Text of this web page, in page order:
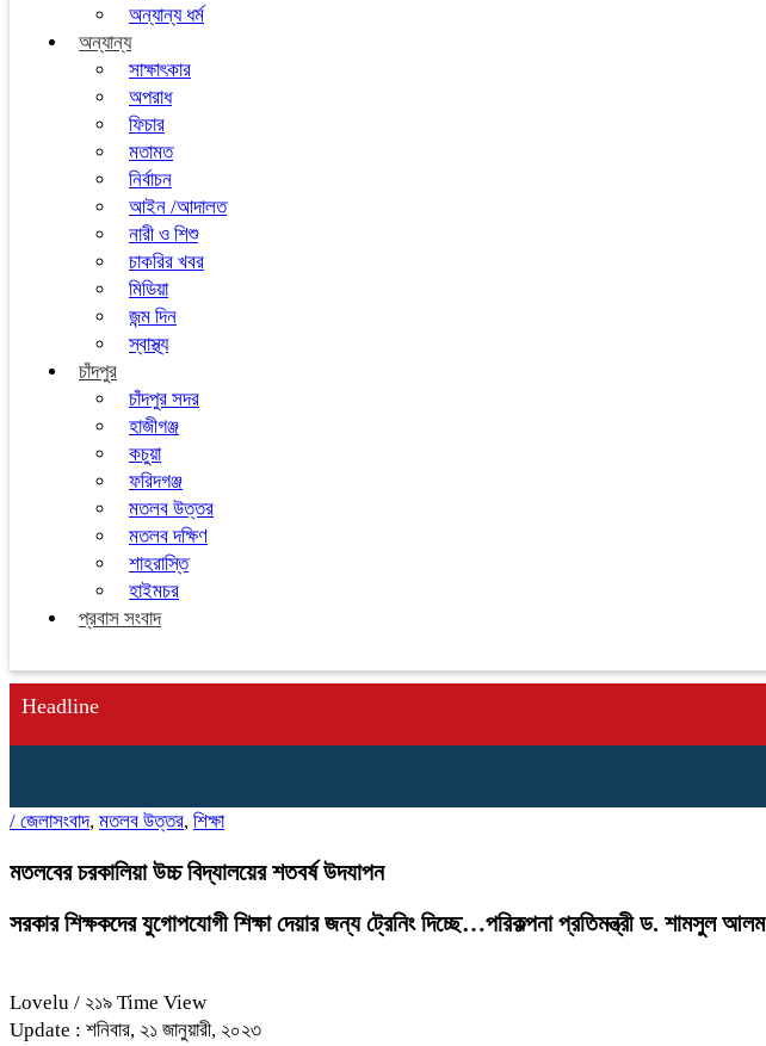
অন্যান্য ধর্ম
অন্যান্য
সাক্ষাৎকার
অপরাধ
ফিচার
মতামত
নির্বাচন
আইন /আদালত
নারী ও শিশু
চাকরির খবর
মিডিয়া
জন্ম দিন
স্বাস্থ্য
চাঁদপুর
চাঁদপুর সদর
হাজীগঞ্জ
কচুয়া
ফরিদগঞ্জ
মতলব উত্তর
মতলব দক্ষিণ
শাহরাস্তি
হাইমচর
প্রবাস সংবাদ
Headline
/ জেলাসংবাদ, মতলব উত্তর, শিক্ষা
মতলবের চরকালিয়া উচ্চ বিদ্যালয়ের শতবর্ষ উদযাপন
সরকার শিক্ষকদের যুগোপযোগী শিক্ষা দেয়ার জন্য ট্রেনিং দিচ্ছে…পরিকল্পনা প্রতিমন্ত্রী ড. শামসুল আলম
Lovelu / ২১৯ Time View
Update : শনিবার, ২১ জানুয়ারী, ২০২৩